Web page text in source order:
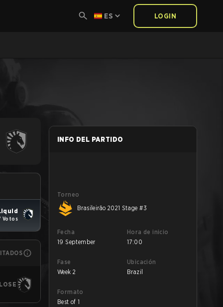
ES LOGIN
Votos
INFO DEL PARTIDO
Torneo
Brasileirão 2021 Stage #3
Fecha
19 September
Hora de inicio
17:00
Fase
Week 2
Ubicación
Brazil
Formato
Best of 1